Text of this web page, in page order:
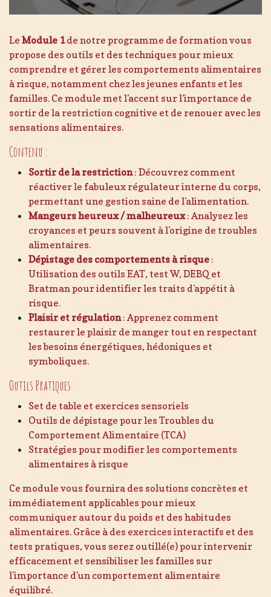
Le Module 1de notre programme de formation vous
propose des outils et des techniques pour mieux
comprendre et gérer les comportements alimentaires
à risque, notamment chez les jeunes enfants et les
familles. Ce module met l'accent sur l'importance de
sortir de la restriction cognitive et de renouer avec les
sensations alimentaires.
Contenu :
Sortir de la restriction: Découvrez comment
réactiver le fabuleux régulateur interne du corps,
permettant une gestion saine de l'alimentation.
Mangeurs heureux / malheureux: Analysez les
croyances et peurs souvent à l'origine de troubles
alimentaires.
Dépistage des comportements à risque :
Utilisation des outils EAT, test W, DEBQ et
Bratman pour identifier les traits d'appétit à
risque.
Plaisir et régulation: Apprenez comment
restaurer le plaisir de manger tout en respectant
les besoins énergétiques, hédoniques et
symboliques.
Outils Pratiques :
Set de table et exercices sensoriels
Outils de dépistage pour les Troubles du
Comportement Alimentaire (TCA)
Stratégies pour modifier les comportements
alimentaires à risque
Ce module vous fournira des solutions concrètes et
immédiatement applicables pour mieux
communiquer autour du poids et des habitudes
alimentaires. Grâce à des exercices interactifs et des
tests pratiques, vous serez outillé(e) pour intervenir
efficacement et sensibiliser les familles sur
l'importance d'un comportement alimentaire
équilibré.